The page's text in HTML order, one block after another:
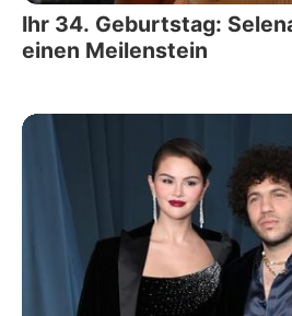
Ihr 34. Geburtstag:
einen Meilenstein